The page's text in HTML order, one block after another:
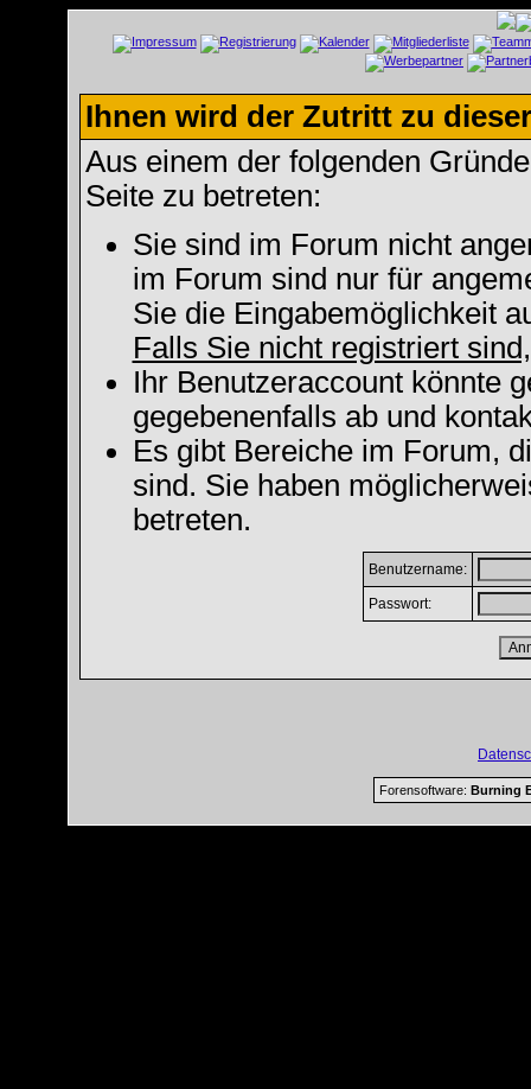
Ihnen wird der Zutritt zu
Aus einem der folgenden
Seite zu betreten:
Sie sind im Forum nicht
im Forum sind nur für
Sie die Eingabemöglichkeit
Falls Sie nicht registriert
Ihr Benutzeraccount könnte
gegebenenfalls ab und
Es gibt Bereiche im Forum,
sind. Sie haben
betreten.
Benutzername:
Passwort:
Forensoftware: Burning